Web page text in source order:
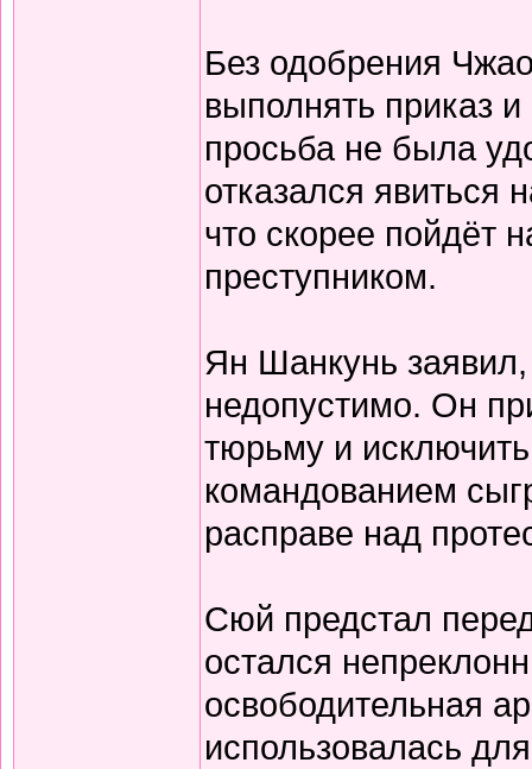
Без одобрения
выполнять приказ
просьба не была
отказался явиться
что скорее пойдёт
преступником.
Ян Шанкунь
недопустимо. Он
тюрьму и
командованием
расправе над
Сюй предстал
остался
освободительная
использовалась